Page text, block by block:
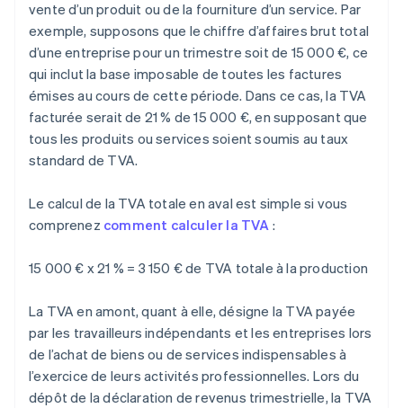
vente d’un produit ou de la fourniture d’un service. Par
exemple, supposons que le chiffre d’affaires brut total
d’une entreprise pour un trimestre soit de 15 000 €, ce
qui inclut la base imposable de toutes les factures
émises au cours de cette période. Dans ce cas, la TVA
facturée serait de 21 % de 15 000 €, en supposant que
tous les produits ou services soient soumis au taux
standard de TVA.
Le calcul de la TVA totale en aval est simple si vous
comprenez comment calculer la TVA :
15 000 € x 21 % = 3 150 € de TVA totale à la production
La TVA en amont, quant à elle, désigne la TVA payée
par les travailleurs indépendants et les entreprises lors
de l’achat de biens ou de services indispensables à
l’exercice de leurs activités professionnelles. Lors du
dépôt de la déclaration de revenus trimestrielle, la TVA